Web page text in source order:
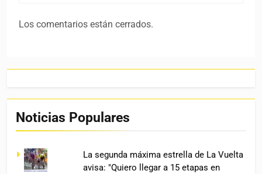
Los comentarios están cerrados.
Noticias Populares
La segunda máxima estrella de La Vuelta
avisa: "Quiero llegar a 15 etapas en